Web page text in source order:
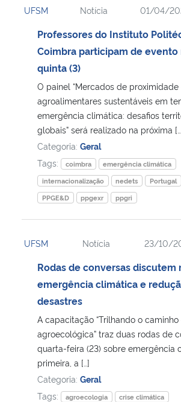
Ministério da Cidadania
Ministério de Minas e Energia
Ministério da Ciência, Tecnologia, Inovações e
Ministério do Meio Ambiente
Ministério do Turismo
Ministério do Desenvolvimento Regional
Ministério da Mulher, da Família e dos Direitos
Secretaria-Geral
Secretaria de Governo
Gabinete de Segurança Institucional
Advocacia-Geral da União
UFSM Notícia 01/04/
Professores do Instituto
Coimbra participam de evento
quinta (3)
O painel “Mercados de
agroalimentares sustentáveis em
emergência climática: desafios
globais” será realizado na próxima
Categoria: Geral
Tags:
coimbra
emergência climática
internacionalização
nedets Portugal
PPGE&D
ppgexr ppgri
UFSM Notícia 23/10/
Rodas de conversas discutem
emergência climática e
desastres
A capacitação “Trilhando o
agroecológica” traz duas rodas de
quarta-feira (23) sobre emergência
primeira, a […]
Categoria: Geral
Tags:
agroecologia
crise climática